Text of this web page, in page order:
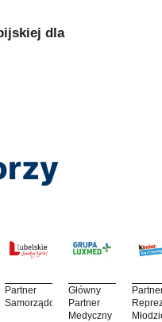
dla
Partner
Samorządowy
Główny
Partner
Medyczny